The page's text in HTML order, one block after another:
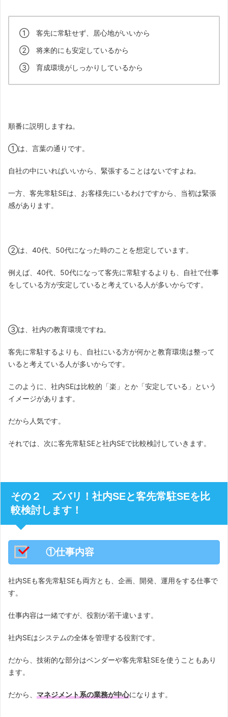
① 客先に常駐せず、居心地がいいから
② 将来的にも安定しているから
③ 育成環境がしっかりしているから
順番に説明しますね。
①は、言葉の通りです。
自社の中にいればいいから、緊張することはないですよね。
一方、客先常駐SEは、お客様先にいるわけですから、当初は緊張
感があります。
②は、40代、50代になった時のことを想定しています。
例えば、40代、50代になって客先に常駐するよりも、自社で仕事
をしている方が安定していると考えている人が多いからです。
③は、社内の教育環境ですね。
客先に常駐するよりも、自社にいる方が何かと教育環境は整って
いると考えている人が多いからです。
このように、社内SEは比較的「楽」とか「安定している」という
イメージがあります。
だから人気です。
それでは、次に客先常駐SEと社内SEで比較検討していきます。
その２ ズバリ！社内SEと客先常駐SEを比
較検討します！
①仕事内容
社内SEも客先常駐SEも両方とも、企画、開発、運用をする仕事で
す。
仕事内容は一緒ですが、役割が若干違います。
社内SEはシステムの全体を管理する役割です。
だから、技術的な部分はベンダーや客先常駐SEを使うこともあり
ます。
だから、 マネジメント系の業務が中心になります。